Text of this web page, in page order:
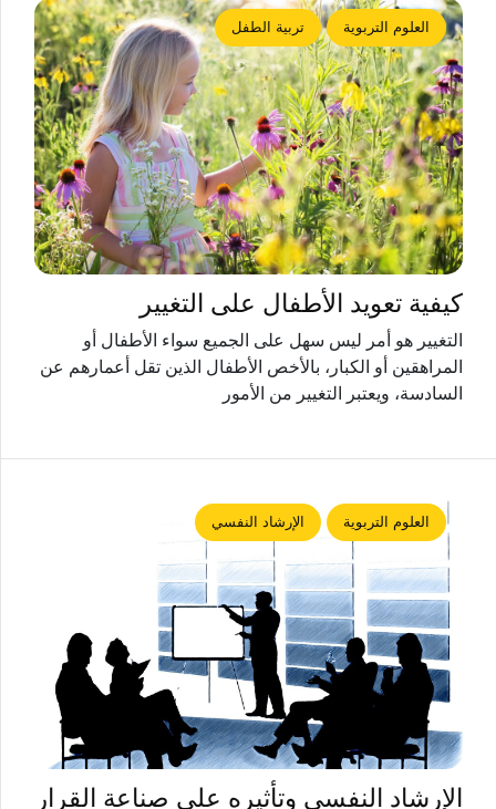
العلوم التربوية تربية الطفل
كيفية تعويد الأطفال على التغيير
التغيير هو أمر ليس سهل على الجميع سواء الأطفال أو
المراهقين أو الكبار، بالأخص الأطفال الذين تقل أعمارهم عن
السادسة، ويعتبر التغيير من الأمور
العلوم التربوية الإرشاد النفسي
الإرشاد النفسي وتأثيره على صناعة القرار